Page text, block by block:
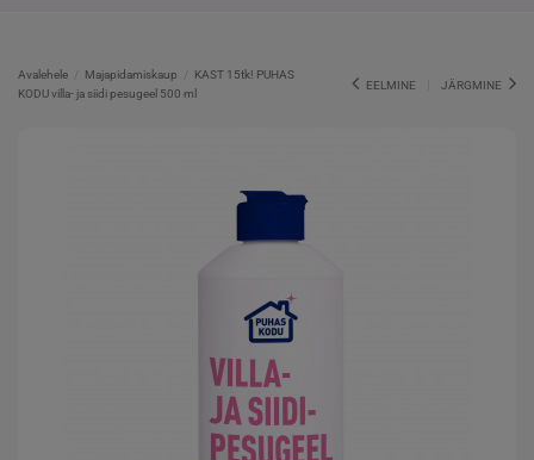
Avalehele Majapidamiskaup
KAST 15tk! PUHAS
KODU villa- ja siidi pesugeel 500 ml
EELMINE JÄRGMINE